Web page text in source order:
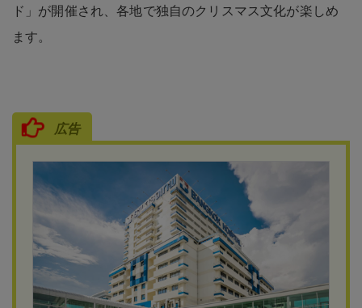
ド」が開催され、各地で独自のクリスマス文化が楽しめ
ます。
広告